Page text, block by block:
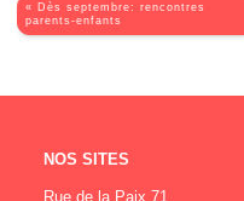
« Dès septembre: rencontres
parents-enfants
NOS SITES
Rue de la Paix 71